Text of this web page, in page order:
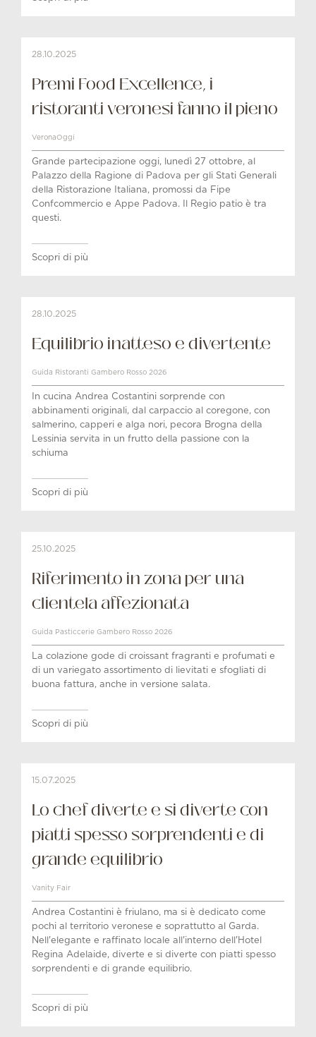
28.10.2025
Premi Food Excellence, i
ristoranti veronesi fanno il pieno
VeronaOggi
Grande partecipazione oggi, lunedì 27 ottobre, al
Palazzo della Ragione di Padova per gli Stati Generali
della Ristorazione Italiana, promossi da Fipe
Confcommercio e Appe Padova. Il Regio patio è tra
questi.
Scopri di più
28.10.2025
Equilibrio inatteso e divertente
Guida Ristoranti Gambero Rosso 2026
In cucina Andrea Costantini sorprende con
abbinamenti originali, dal carpaccio al coregone, con
salmerino, capperi e alga nori, pecora Brogna della
Lessinia servita in un frutto della passione con la
schiuma
Scopri di più
25.10.2025
Riferimento in zona per una
clientela affezionata
Guida Pasticcerie Gambero Rosso 2026
La colazione gode di croissant fragranti e profumati e
di un variegato assortimento di lievitati e sfogliati di
buona fattura, anche in versione salata.
Scopri di più
15.07.2025
Lo chef diverte e si diverte con
piatti spesso sorprendenti e di
grande equilibrio
Vanity Fair
Andrea Costantini è friulano, ma si è dedicato come
pochi al territorio veronese e soprattutto al Garda.
Nell'elegante e raffinato locale all'interno dell'Hotel
Regina Adelaide, diverte e si diverte con piatti spesso
sorprendenti e di grande equilibrio.
Scopri di più